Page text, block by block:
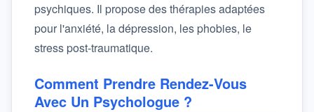
psychiques. Il propose des thérapies adaptées
pour l'anxiété, la dépression, les phobies, le
stress post-traumatique.
Comment Prendre Rendez-Vous
Avec Un Psychologue ?